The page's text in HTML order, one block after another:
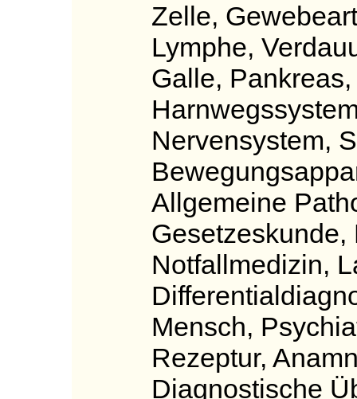
Zelle,
Lymphe,
Galle,
Nervensystem,
Allgemeine
Notfallmedizin,
Mensch,
Rezeptur,
Diagnostische